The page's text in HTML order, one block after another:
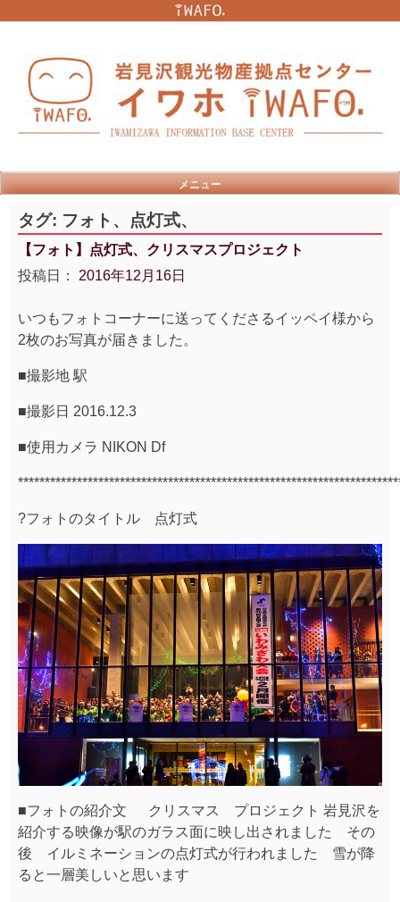
メニュー
タグ: フォト、点灯式、
【フォト】点灯式、クリスマスプロジェクト
投稿日： 2016年12月16日
いつもフォトコーナーに送ってくださるイッペイ様から
2枚のお写真が届きました。
■撮影地 駅
■撮影日 2016.12.3
■使用カメラ NIKON Df
?フォトのタイトル 点灯式
■フォトの紹介文 クリスマス プロジェクト 岩見沢を
紹介する映像が駅のガラス面に映し出されました その
後 イルミネーションの点灯式が行われました 雪が降
ると一層美しいと思います